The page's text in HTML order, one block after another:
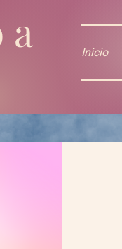
Inicio
a